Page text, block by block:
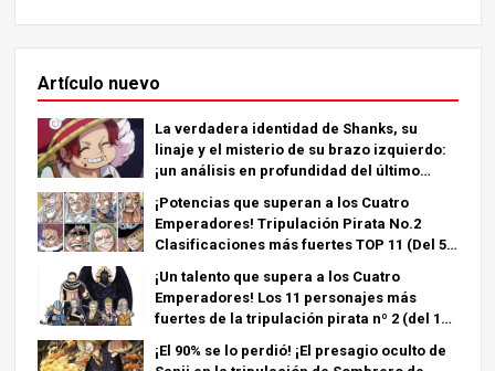
Artículo nuevo
La verdadera identidad de Shanks, su
linaje y el misterio de su brazo izquierdo:
¡un análisis en profundidad del último
¡Potencias que superan a los Cuatro
Emperadores! Tripulación Pirata No.2
Clasificaciones más fuertes TOP 11 (Del 5º
¡Un talento que supera a los Cuatro
Emperadores! Los 11 personajes más
fuertes de la tripulación pirata nº 2 (del 11º
¡El 90% se lo perdió! ¡El presagio oculto de